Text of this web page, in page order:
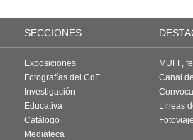
SECCIONES
Exposiciones
Fotografías del CdF
Investigación
Educativa
Catálogo
Mediateca
MUFF,
Canal
Líneas